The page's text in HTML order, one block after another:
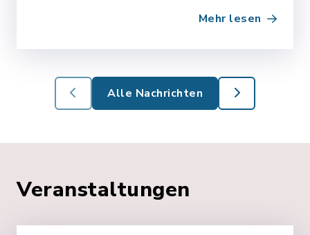
Mehr lesen
Alle Nachrichten
Veranstaltungen